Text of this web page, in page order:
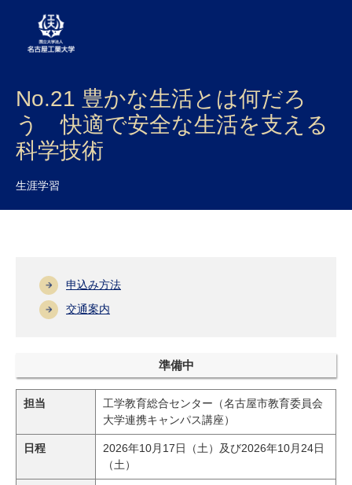
大学案内
学部・大学院・センター
入試
国際交流
在学生
企業・研究者
地域・一般
寄附のお願い
アクセス
キャンパスマップ お問い合わせ English 資料請求
No.21 豊かな生活とは何だろ
う 快適で安全な生活を支える
科学技術
生涯学習
申込み方法
交通案内
準備中
担当
工学教育総合センター（名古屋市教育委員会
大学連携キャンパス講座）
日程
2026年10月17日（土）及び2026年10月24日
（土）